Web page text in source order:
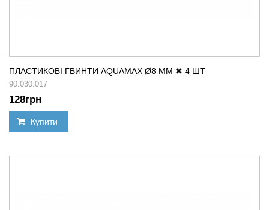
ПЛАСТИКОВІ ГВИНТИ AQUAMAX Ø8 ММ ✖ 4 ШТ
90.030.017
128грн
Купити